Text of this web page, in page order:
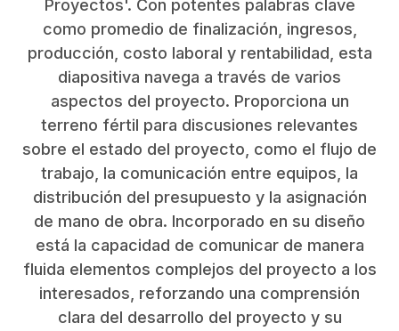
Proyectos'. Con potentes palabras clave
como promedio de finalización, ingresos,
producción, costo laboral y rentabilidad, esta
diapositiva navega a través de varios
aspectos del proyecto. Proporciona un
terreno fértil para discusiones relevantes
sobre el estado del proyecto, como el flujo de
trabajo, la comunicación entre equipos, la
distribución del presupuesto y la asignación
de mano de obra. Incorporado en su diseño
está la capacidad de comunicar de manera
fluida elementos complejos del proyecto a los
interesados, reforzando una comprensión
clara del desarrollo del proyecto y su